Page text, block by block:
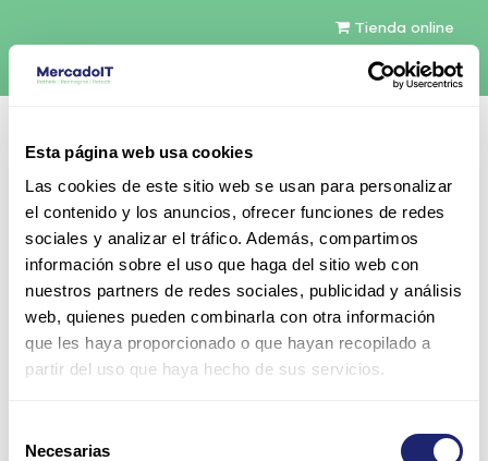
Esta página web usa cookies
Las cookies de este sitio web se usan para personalizar
el contenido y los anuncios, ofrecer funciones de redes
sociales y analizar el tráfico. Además, compartimos
información sobre el uso que haga del sitio web con
nuestros partners de redes sociales, publicidad y análisis
web, quienes pueden combinarla con otra información
que les haya proporcionado o que hayan recopilado a
partir del uso que haya hecho de sus servicios.
Necesarias
Tienda online
Español
Contáctenos
Todos los productos
Samsung 8GB DDR3-1600 RDIMM ECC LV
Enterprise (M393B1G70QH0-YK0)